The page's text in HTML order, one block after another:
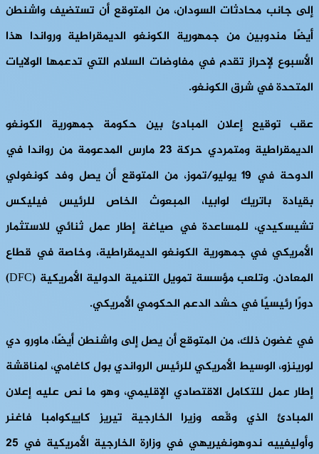
إلى جانب محادثات السودان، من المتوقع أن تستضيف واشنطن
أيضًا مندوبين من جمهورية الكونغو الديمقراطية ورواندا هذا
الأسبوع لإحراز تقدم في مفاوضات السلام التي تدعمها الولايات
المتحدة في شرق الكونغو.
عقب توقيع إعلان المبادئ بين حكومة جمهورية الكونغو
الديمقراطية ومتمردي حركة 23 مارس المدعومة من رواندا في
الدوحة في 19 يوليو/تموز، من المتوقع أن يصل وفد كونغولي
بقيادة باتريك لوابيا، المبعوث الخاص للرئيس فيليكس
تشيسكيدي، للمساعدة في صياغة إطار عمل ثنائي للاستثمار
الأمريكي في جمهورية الكونغو الديمقراطية، وخاصة في قطاع
المعادن. وتلعب مؤسسة تمويل التنمية الدولية الأمريكية (DFC)
دورًا رئيسيًا في حشد الدعم الحكومي الأمريكي.
في غضون ذلك، من المتوقع أن يصل إلى واشنطن أيضًا، ماورو دي
لورينزو، الوسيط الأمريكي للرئيس الرواندي بول كاغامي، لمناقشة
إطار عمل للتكامل الاقتصادي الإقليمي، وهو ما نص عليه إعلان
المبادئ الذي وقّعه وزيرا الخارجية تيريز كاييكوامبا فاغنر
وأوليفييه ندوهونغيريهي في وزارة الخارجية الأمريكية في 25